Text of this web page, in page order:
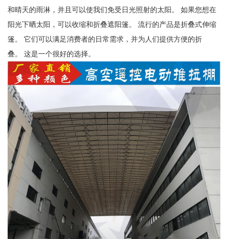
和晴天的雨淋，并且可以使我们免受日光照射的太阳。 如果您想在
阳光下晒太阳，可以收缩和折叠遮阳篷。 流行的产品是折叠式伸缩
篷。 它们可以满足消费者的日常需求，并为人们提供方便的折
叠。 这是一个很好的选择。